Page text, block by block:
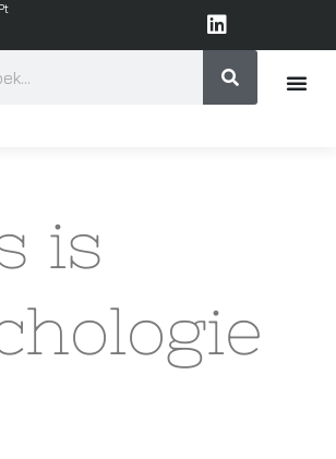
is